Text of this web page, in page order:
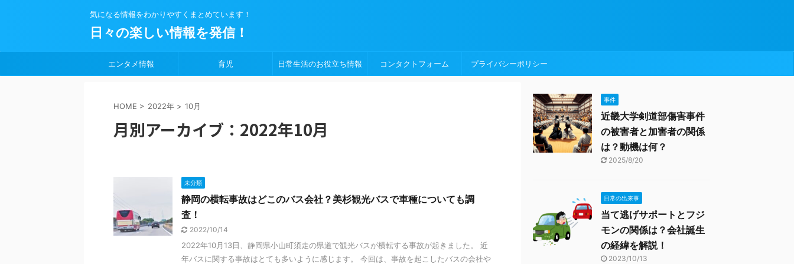
気になる情報をわかりやすくまとめています！
日々の楽しい情報を発信！
エンタメ情報 育児 日常生活のお役立ち情報 コンタクトフォーム プライバシーポリシー
HOME > 2022年 > 10月
月別アーカイブ：2022年10月
未分類
静岡の横転事故はどこのバス会社？美杉観光バスで車種についても調
査！
2022/10/14
2022年10月13日、静岡県小山町須走の県道で観光バスが横転する事故が起きました。 近
年バスに関する事故はとても多いように感じます。 今回は、事故を起こしたバスの会社や
事件
近畿大学剣道部傷害事件
の被害者と加害者の関係
は？動機は何？
2025/8/20
日常の出来事
当て逃げサポートとフジ
モンの関係は？会社誕生
の経緯を解説！
2023/10/13